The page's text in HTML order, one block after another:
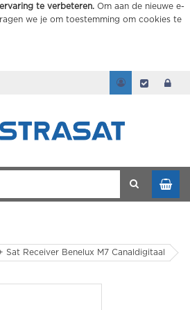
te verbeteren. Om aan de nieuwe e-
we je om toestemming om cookies te
Sat Receiver Benelux M7 Canaldigitaal